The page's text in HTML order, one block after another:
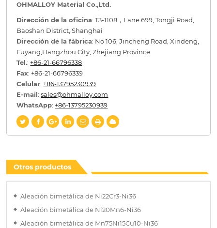
OHMALLOY Material Co.,Ltd.
Dirección de la oficina: T3-1108，Lane 699, Tongji Road,
Baoshan District, Shanghai
Dirección de la fábrica: No 106, Jincheng Road, Xindeng,
Fuyang,Hangzhou City, Zhejiang Province
Tel.: +86-21-66796338
Fax: +86-21-66796339
Celular: +86-13795230939
E-mail:sales@ohmalloy.com
WhatsApp: +86-13795230939
Otros productos
Aleación bimetálica de Ni22Cr3-Ni36
Aleación bimetálica de Ni20Mn6-Ni36
Aleación bimetálica de Mn75Ni15Cu10-Ni36